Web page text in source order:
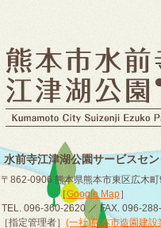
水前寺江津湖公園サービスセ
〒862-0906 熊本県熊本市東区広木
［Google Map］
TEL. 096-360-2620 ／ FAX. 096-
［指定管理者］ (一社)熊本市造園建設